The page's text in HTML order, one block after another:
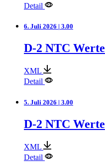
Detail
6. Juli 2026 | 3.00
D-2 NTC Werte
XML
Detail
5. Juli 2026 | 3.00
D-2 NTC Werte
XML
Detail